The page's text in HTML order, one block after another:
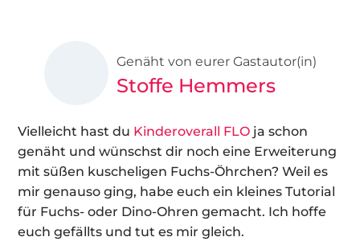
Genäht von eurer Gastautor(in)
Stoffe Hemmers
Vielleicht hast du Kinderoverall FLO ja schon
genäht und wünschst dir noch eine Erweiterung
mit süßen kuscheligen Fuchs-Öhrchen? Weil es
mir genauso ging, habe euch ein kleines Tutorial
für Fuchs- oder Dino-Ohren gemacht. Ich hoffe
euch gefällts und tut es mir gleich.